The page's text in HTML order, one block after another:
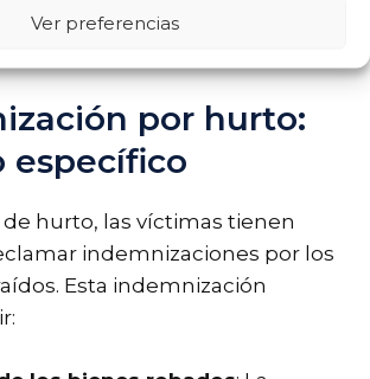
Ver preferencias
todos los daños sufridos
por hurto:
específico
de hurto, las víctimas tienen
indemnizaciones por los
Esta indemnización